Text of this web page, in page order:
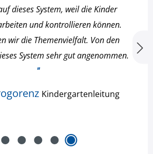
dieses System, weil die Kinder
und kontrollieren können.
wir die Themenvielfalt. Von den
System sehr gut angenommen.
"
Kindergartenleitung